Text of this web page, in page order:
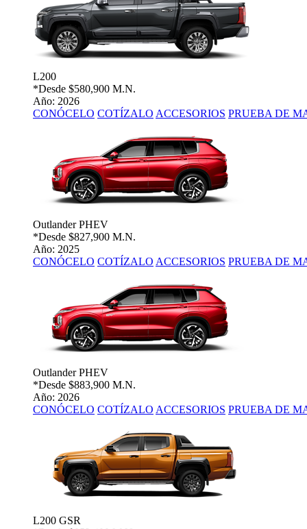
L200
*Desde $580,900 M.N.
Año: 2026
CONÓCELO COTÍZALO ACCESORIOS PRUEBA DE
Outlander PHEV
*Desde $827,900 M.N.
Año: 2025
CONÓCELO COTÍZALO ACCESORIOS PRUEBA DE
Outlander PHEV
*Desde $883,900 M.N.
Año: 2026
CONÓCELO COTÍZALO ACCESORIOS PRUEBA DE
L200 GSR